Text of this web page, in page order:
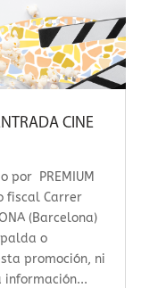
CINE
por PREMIUM
fiscal Carrer
(Barcelona)
o
promoción, ni
información...